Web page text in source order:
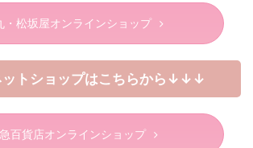
・松坂屋オンラインショップ
ットショップはこちらから↓↓↓
百貨店オンラインショップ